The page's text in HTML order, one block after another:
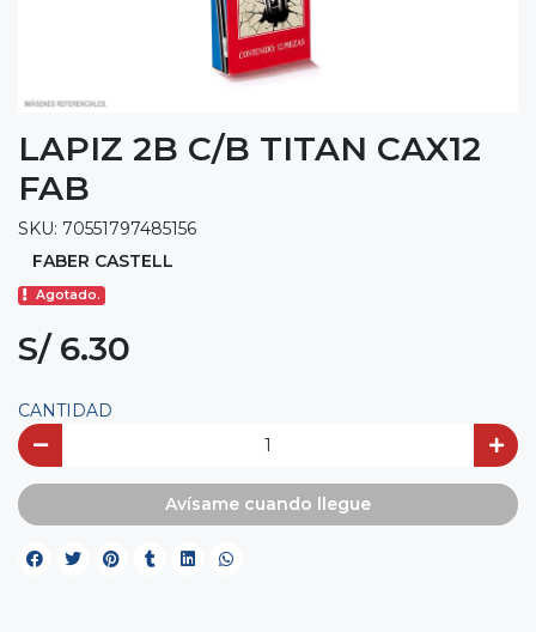
LAPIZ 2B C/B TITAN CAX12
FAB
SKU: 70551797485156
FABER CASTELL
Agotado.
S/ 6.30
CANTIDAD
Avísame cuando llegue